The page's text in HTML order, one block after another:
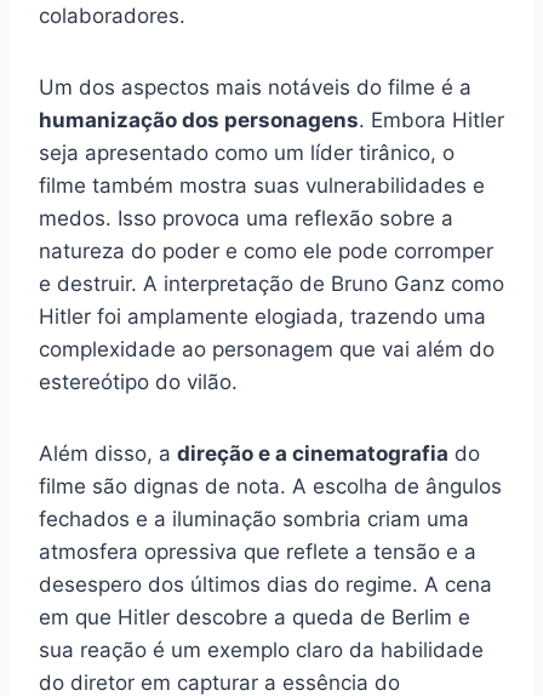
colaboradores.
Um dos aspectos mais notáveis do filme é a
humanização dos personagens. Embora Hitler
seja apresentado como um líder tirânico, o
filme também mostra suas vulnerabilidades e
medos. Isso provoca uma reflexão sobre a
natureza do poder e como ele pode corromper
e destruir. A interpretação de Bruno Ganz como
Hitler foi amplamente elogiada, trazendo uma
complexidade ao personagem que vai além do
estereótipo do vilão.
Além disso, a direção e a cinematografia do
filme são dignas de nota. A escolha de ângulos
fechados e a iluminação sombria criam uma
atmosfera opressiva que reflete a tensão e a
desespero dos últimos dias do regime. A cena
em que Hitler descobre a queda de Berlim e
sua reação é um exemplo claro da habilidade
do diretor em capturar a essência do